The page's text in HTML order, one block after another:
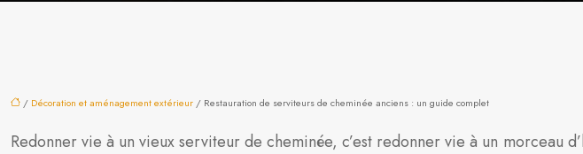
/ Décoration et aménagement extérieur / Restauration de serviteurs de cheminée anciens : un guide complet
Redonner vie à un vieux serviteur de cheminée, c’est redonner vie à un morceau